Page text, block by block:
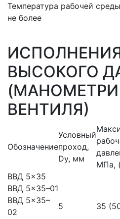
Температура рабочей
не более
ВЫСОКОГО
ВЕНТИЛЯ)
Обозначение
Условный
проход,
Dу, мм
МПа,
ВВД 5×35
5 35
ВВД 5×35–01
ВВД 5×35–
02